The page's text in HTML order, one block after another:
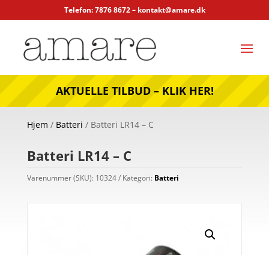
Telefon: 7876 8672 – kontakt@amare.dk
AKTUELLE TILBUD – KLIK HER!
Hjem / Batteri / Batteri LR14 – C
Batteri LR14 – C
Varenummer (SKU): 10324 Kategori: Batteri